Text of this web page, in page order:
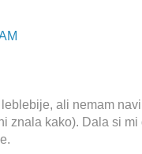
ali nemam
znala kako). Dala si